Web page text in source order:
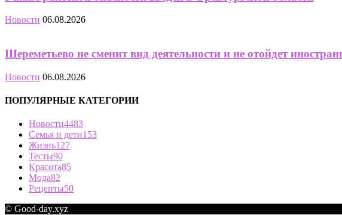
Новости 06.08.2026
Шереметьево не сменит вид деятельности и не отойдет
Новости 06.08.2026
ПОПУЛЯРНЫЕ КАТЕГОРИИ
Новости4483
Семья и дети153
Жизнь127
Тесты90
Красота85
Мода82
Рецепты50
© Good-day.xyz